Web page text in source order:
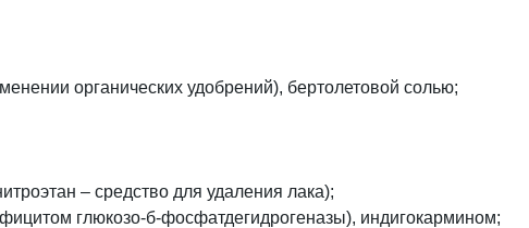
органических удобрений), бертолетовой солью;
– средство для удаления лака);
глюкозо-б-фосфатдегидрогеназы), индигокармином;